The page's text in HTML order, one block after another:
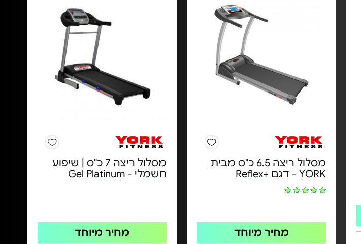
מסלול ריצה 6.5 כ"ס מבית
YORK - דגם +Reflex
מחיר מיוחד
מסלול ריצה 7 כ"ס | שיפוע
חשמלי - Gel Platinum
מחיר מיוחד